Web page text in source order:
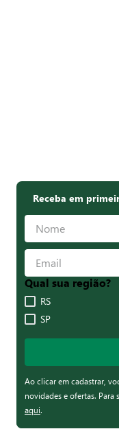
Receba em
Qual sua região?
RS
SP
Ao clicar em cadastrar,
novidades e ofertas. Para
aqui.